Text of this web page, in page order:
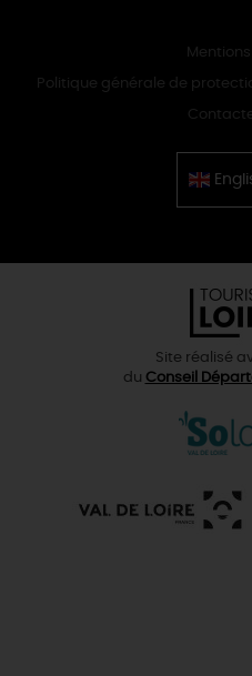
Politique générale de
Site réalisé
du Conseil